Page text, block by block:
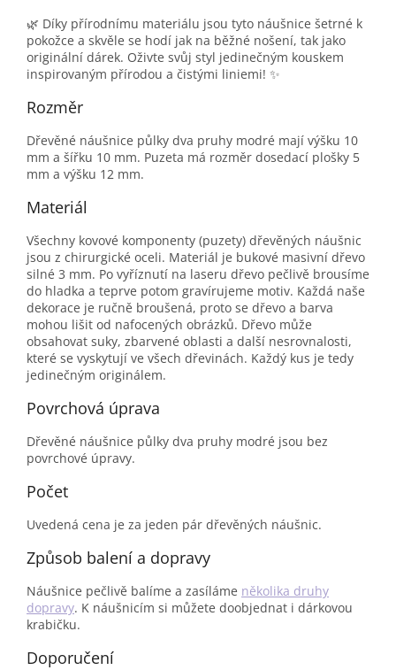
🌿 Díky přírodnímu materiálu jsou tyto náušnice šetrné k
pokožce a skvěle se hodí jak na běžné nošení, tak jako
originální dárek. Oživte svůj styl jedinečným kouskem
inspirovaným přírodou a čistými liniemi! ✨
Rozměr
Dřevěné náušnice půlky dva pruhy modré mají výšku 10
mm a šířku 10 mm. Puzeta má rozměr dosedací plošky 5
mm a výšku 12 mm.
Materiál
Všechny kovové komponenty (puzety) dřevěných náušnic
jsou z chirurgické oceli. Materiál je bukové masivní dřevo
silné 3 mm. Po vyříznutí na laseru dřevo pečlivě brousíme
do hladka a teprve potom gravírujeme motiv. Každá naše
dekorace je ručně broušená, proto se dřevo a barva
mohou lišit od nafocených obrázků. Dřevo může
obsahovat suky, zbarvené oblasti a další nesrovnalosti,
které se vyskytují ve všech dřevinách. Každý kus je tedy
jedinečným originálem.
Povrchová úprava
Dřevěné náušnice půlky dva pruhy modré jsou bez
povrchové úpravy.
Počet
Uvedená cena je za jeden pár dřevěných náušnic.
Způsob balení a dopravy
Náušnice pečlivě balíme a zasíláme několika druhy
dopravy. K náušnicím si můžete doobjednat i dárkovou
krabičku.
Doporučení